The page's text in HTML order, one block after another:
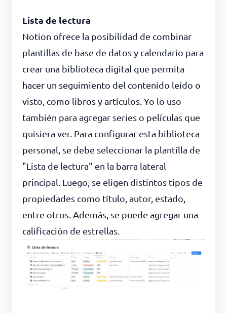
Lista de lectura
Notion ofrece la posibilidad de combinar
plantillas de base de datos y calendario para
crear una biblioteca digital que permita
hacer un seguimiento del contenido leído o
visto, como libros y artículos. Yo lo uso
también para agregar series o películas que
quisiera ver. Para configurar esta biblioteca
personal, se debe seleccionar la plantilla de
"Lista de lectura" en la barra lateral
principal. Luego, se eligen distintos tipos de
propiedades como título, autor, estado,
entre otros. Además, se puede agregar una
calificación de estrellas.